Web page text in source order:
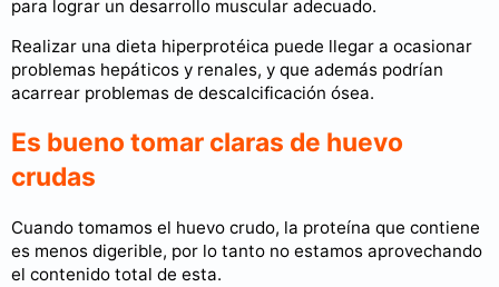
para lograr un desarrollo muscular adecuado.
Realizar una dieta hiperprotéica puede llegar a ocasionar
problemas hepáticos y renales, y que además podrían
acarrear problemas de descalcificación ósea.
Es bueno tomar claras de huevo
crudas
Cuando tomamos el huevo crudo, la proteína que contiene
es menos digerible, por lo tanto no estamos aprovechando
el contenido total de esta.